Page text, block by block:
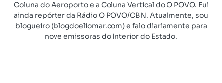
Coluna do Aeroporto e a Coluna Vertical do O POVO. Fui
ainda repórter da Rádio O POVO/CBN. Atualmente, sou
blogueiro (blogdoeliomar.com) e falo diariamente para
nove emissoras do Interior do Estado.